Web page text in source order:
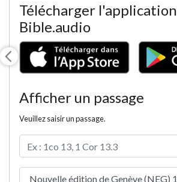
Télécharger l'application
Bible.audio
Afficher un passage
Veuillez saisir un passage.